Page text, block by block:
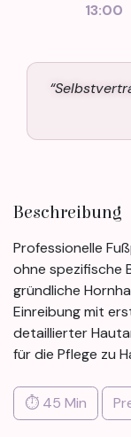
13:00
Beschreibung
Professionelle
ohne spezifische
gründliche
Einreibung mit
detaillierter
für die Pflege zu
⏱ 45 Min